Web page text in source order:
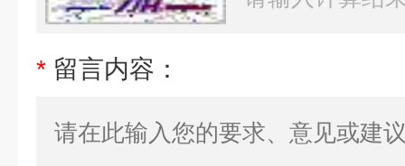
* 留言内容：